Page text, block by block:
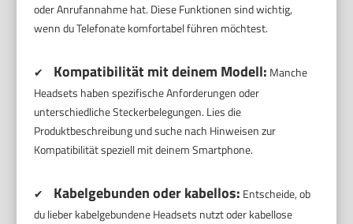
oder Anrufannahme hat. Diese Funktionen sind wichtig,
wenn du Telefonate komfortabel führen möchtest.
✔ Kompatibilität mit deinem Modell: Manche
Headsets haben spezifische Anforderungen oder
unterschiedliche Steckerbelegungen. Lies die
Produktbeschreibung und suche nach Hinweisen zur
Kompatibilität speziell mit deinem Smartphone.
✔ Kabelgebunden oder kabellos: Entscheide, ob
du lieber kabelgebundene Headsets nutzt oder kabellose